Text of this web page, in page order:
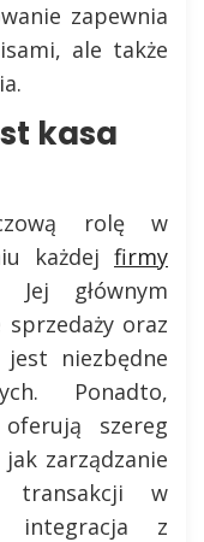
zapewnia
ale także
kasa
rolę w
każdej firmy
Jej głównym
oraz
niezbędne
Ponadto,
szereg
zarządzanie
transakcji w
integracja z